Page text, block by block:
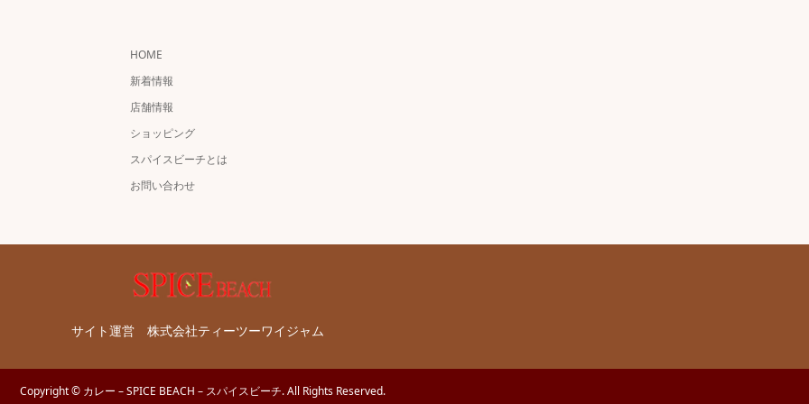
HOME
新着情報
店舗情報
ショッピング
スパイスビーチとは
お問い合わせ
サイト運営 株式会社ティーツーワイジャム
Copyright© カレー – SPICE BEACH – スパイスビーチ. All Rights Reserved.